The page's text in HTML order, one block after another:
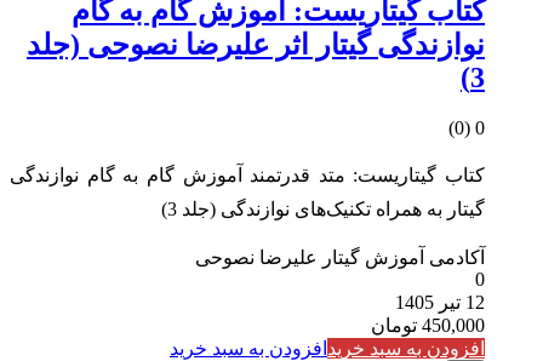
کتاب گیتاریست: آموزش گام به گام
نوازندگی گیتار اثر علیرضا نصوحی (جلد
3)
0 (0)
کتاب گیتاریست: متد قدرتمند آموزش گام به گام نوازندگی
گیتار به همراه تکنیک‌های نوازندگی (جلد 3)
آکادمی آموزش گیتار علیرضا نصوحی
0
12 تیر 1405
450,000 تومان
افزودن به سبد خرید افزودن به سبد خرید